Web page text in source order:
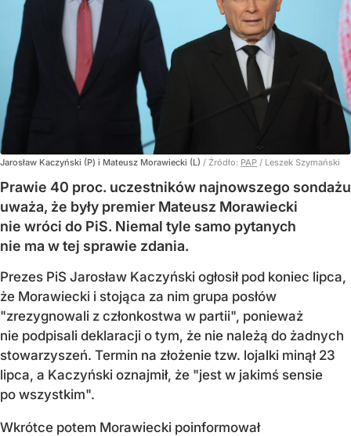
Jarosław Kaczyński (P) i Mateusz Morawiecki (L) / Źródło: PAP / Leszek Szymański
Prawie 40 proc. uczestników najnowszego sondażu
uważa, że były premier Mateusz Morawiecki
nie wróci do PiS. Niemal tyle samo pytanych
nie ma w tej sprawie zdania.
Prezes PiS Jarosław Kaczyński ogłosił pod koniec lipca,
że Morawiecki i stojąca za nim grupa posłów
"zrezygnowali z członkostwa w partii", ponieważ
nie podpisali deklaracji o tym, że nie należą do żadnych
stowarzyszeń. Termin na złożenie tzw. lojalki minął 23
lipca, a Kaczyński oznajmił, że "jest w jakimś sensie
po wszystkim".
Wkrótce potem Morawiecki poinformował